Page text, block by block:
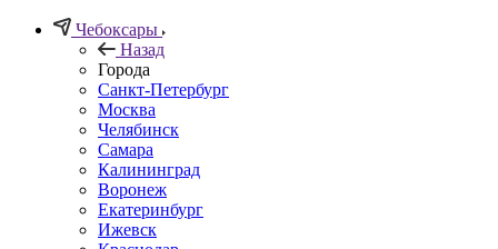
Чебоксары
Назад
Города
Санкт-Петербург
Москва
Челябинск
Самара
Калининград
Воронеж
Екатеринбург
Ижевск